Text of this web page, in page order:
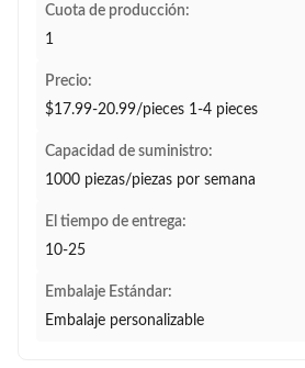
Cuota de producción:
1
Precio:
$17.99-20.99/pieces 1-4 pieces
Capacidad de suministro:
1000 piezas/piezas por semana
El tiempo de entrega:
10-25
Embalaje Estándar:
Embalaje personalizable